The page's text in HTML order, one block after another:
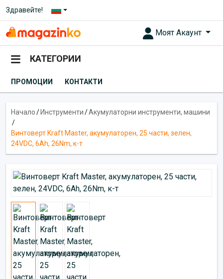
Здравейте!
Моят Акаунт
КАТЕГОРИИ
ПРОМОЦИИ КОНТАКТИ
Начало/ Инструменти/Акумулаторни инструменти, машини
/
Винтоверт Kraft Master, акумулаторен, 25 части, зелен,
24VDC, 6Ah, 26Nm, к-т